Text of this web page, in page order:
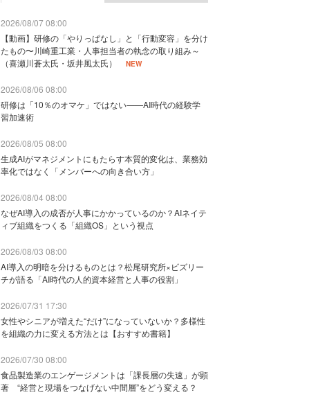
2026/08/07 08:00
【動画】研修の「やりっぱなし」と「行動変容」を分け
たもの〜川崎重工業・人事担当者の執念の取り組み～
（喜瀬川蒼太氏・坂井風太氏）
NEW
2026/08/06 08:00
研修は「10％のオマケ」ではない——AI時代の経験学
習加速術
2026/08/05 08:00
生成AIがマネジメントにもたらす本質的変化は、業務効
率化ではなく「メンバーへの向き合い方」
2026/08/04 08:00
なぜAI導入の成否が人事にかかっているのか？AIネイテ
ィブ組織をつくる「組織OS」という視点
2026/08/03 08:00
AI導入の明暗を分けるものとは？松尾研究所×ビズリー
チが語る「AI時代の人的資本経営と人事の役割」
2026/07/31 17:30
女性やシニアが増えた“だけ”になっていないか？多様性
を組織の力に変える方法とは【おすすめ書籍】
2026/07/30 08:00
食品製造業のエンゲージメントは「課長層の失速」が顕
著 “経営と現場をつなげない中間層”をどう変える？